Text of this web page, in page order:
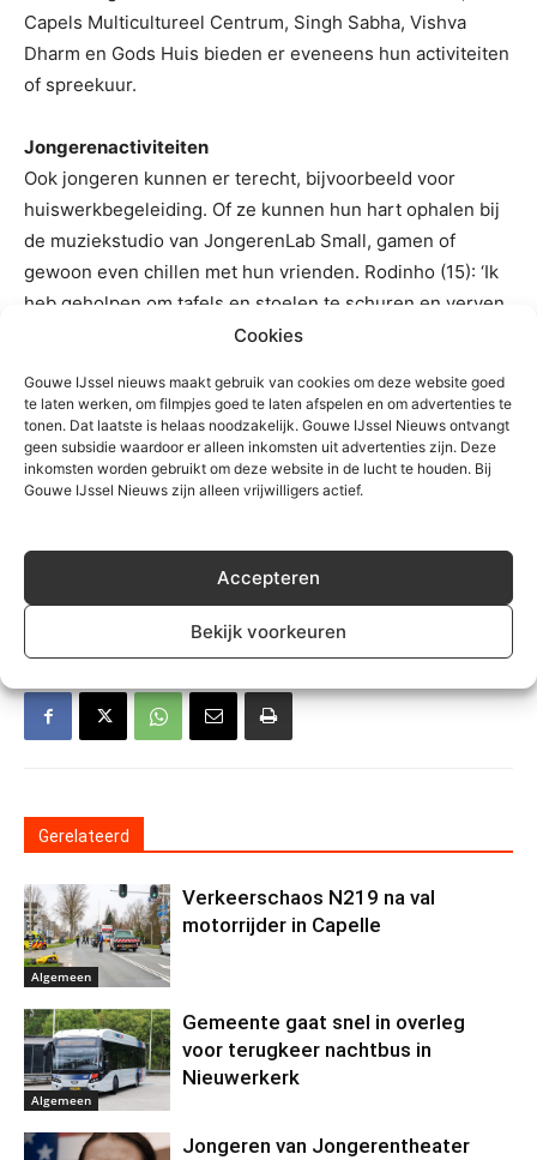
Cookies
Gouwe IJssel nieuws maakt gebruik van cookies om deze website goed
te laten werken, om filmpjes goed te laten afspelen en om advertenties te
tonen. Dat laatste is helaas noodzakelijk. Gouwe IJssel Nieuws ontvangt
geen subsidie waardoor er alleen inkomsten uit advertenties zijn. Deze
inkomsten worden gebruikt om deze website in de lucht te houden. Bij
Gouwe IJssel Nieuws zijn alleen vrijwilligers actief.
Accepteren
Bekijk voorkeuren
Capels Multicultureel Centrum, Singh Sabha, Vishva
Dharm en Gods Huis bieden er eveneens hun activiteiten
of spreekuur.
Jongerenactiviteiten
Ook jongeren kunnen er terecht, bijvoorbeeld voor
huiswerkbegeleiding. Of ze kunnen hun hart ophalen bij
de muziekstudio van JongerenLab Small, gamen of
gewoon even chillen met hun vrienden. Rodinho (15): ‘Ik
heb geholpen om tafels en stoelen te schuren en verven,
en de muziekstudio geluiddicht te maken. Leuk om te
Ruimte huren?
Bewoners die ruimte willen huren bij Huis van de Wijk
Schollevaar kunnen informeren
TREFWOORDEN capelle schollevaar welzijn
Gerelateerd
Algemeen
Verkeerschaos N219 na val
motorrijder in Capelle
Algemeen
Gemeente gaat snel in overleg
voor terugkeer nachtbus in
Nieuwerkerk
Jongeren van Jongerentheater